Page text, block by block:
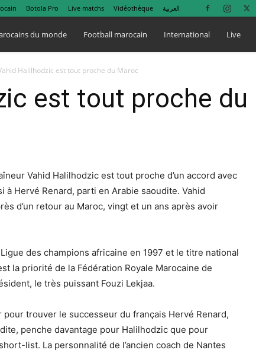
Botola Pro Live matchs Vidéothèque العربية
du monde Football marocain International Live
Halilhodzic est tout proche du Maroc
est tout proche du
Vahid Halilhodzic est tout proche d’un accord avec
Hervé Renard, parti en Arabie saoudite. Vahid
d’un retour au Maroc, vingt et un ans après avoir
des champions africaine en 1997 et le titre national
la priorité de la Fédération Royale Marocaine de
le très puissant Fouzi Lekjaa.
trouver le successeur du français Hervé Renard,
penche davantage pour Halilhodzic que pour
list. La personnalité de l’ancien coach de Nantes